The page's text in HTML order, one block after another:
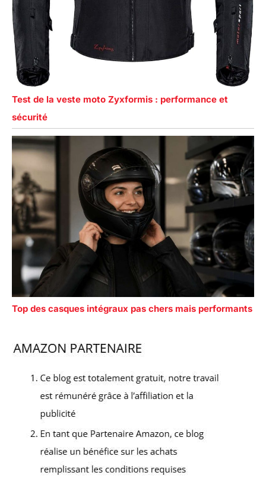
Test de la veste moto Zyxformis : performance et
sécurité
Top des casques intégraux pas chers mais performants